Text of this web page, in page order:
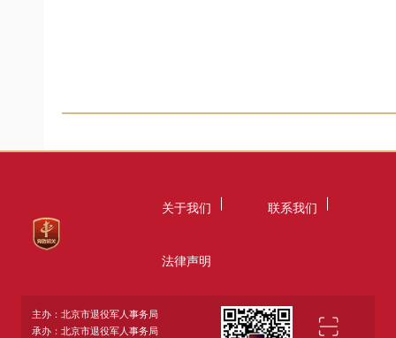
关于我们 联系我们
法律声明
主办：北京市退役军人事务局
承办：北京市退役军人事务局